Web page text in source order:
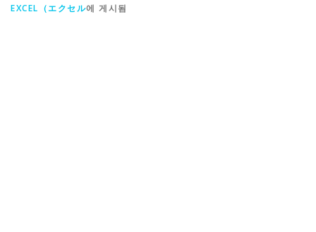
EXCEL（エクセル에 게시됨